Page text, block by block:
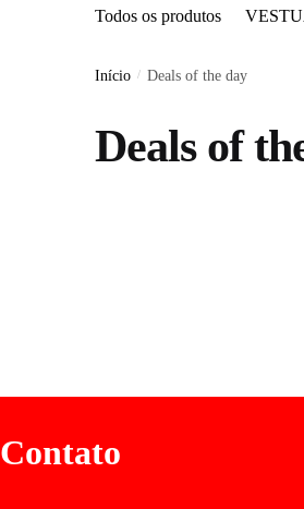
Todos os produtos
Início / Deals of the day
Deals of
Contato